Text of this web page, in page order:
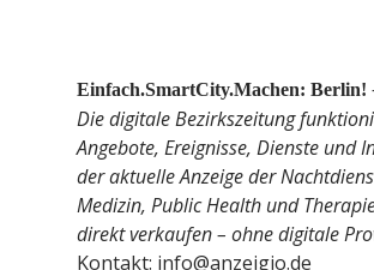
Einfach.SmartCity.Machen: Berlin!
Die digitale Bezirkszeitung
Angebote, Ereignisse, Dienste und
der aktuelle Anzeige der
Medizin, Public Health und
direkt verkaufen – ohne digitale
Kontakt: info@anzeigio.de